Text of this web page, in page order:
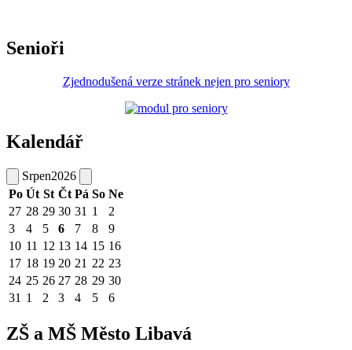
Senioři
Zjednodušená verze stránek nejen pro seniory
Kalendář
Srpen2026
Po Út St Čt Pá So Ne
27 28 29 30 31 1
2
3
4 5 6 7 8
9
10 11 12 13 14 15 16
17 18 19 20 21 22 23
24 25 26 27 28 29 30
31 1 2 3 4 5 6
ZŠ a MŠ Město Libavá